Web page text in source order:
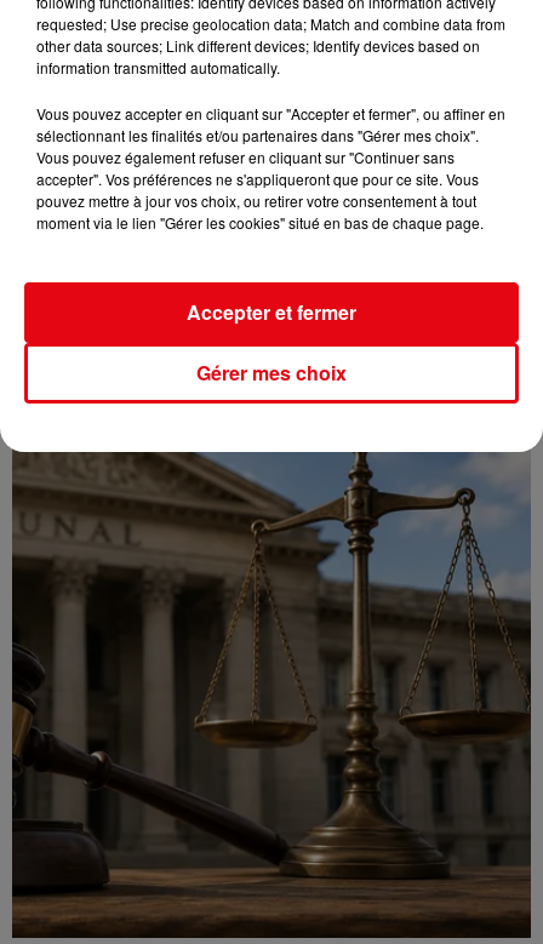
CANICULE : 12 DÉPARTEMENTS EN VIGILANCE ORANGE CE WEEK-END
requested; Use precise geolocation data; Match and combine data from
other data sources; Link different devices; Identify devices based on
information transmitted automatically.
Vous pouvez accepter en cliquant sur "Accepter et fermer", ou affiner en
sélectionnant les finalités et/ou partenaires dans "Gérer mes choix".
Vous pouvez également refuser en cliquant sur "Continuer sans
accepter". Vos préférences ne s'appliqueront que pour ce site. Vous
pouvez mettre à jour vos choix, ou retirer votre consentement à tout
moment via le lien "Gérer les cookies" situé en bas de chaque page.
Gérer mes choix
Accepter et fermer